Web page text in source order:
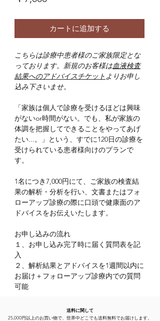
送料に関して
25,000円以上のお買い物で、世界中どこでも送料無料でお届けします。
カートに追加する
こちらは診療中患者様のご家族限定とな
っております。新規のお客様は血液検査
結果へのアドバイスチケット よりお申し
込み下さいませ。
「家族は個人で診療を受けるほどは興味
がないor時間がない。でも、私が家族の
体調を把握してできることをやってあげ
たい...。」という、すでに120日の診療を
受けられている患者様向けのプランで
す。
1名につき7,000円にて、ご家族の検査結
果の解析・分析を行い、文書またはフォ
ローアップ診療の際に口頭で健康面のア
ドバイスをお伝えいたします。
お申し込みの流れ
１、お申し込み完了時に届く質問表を記
入
２、解析結果とアドバイスを1週間以内に
お届け＋フォローアップ診療内での質問
可能